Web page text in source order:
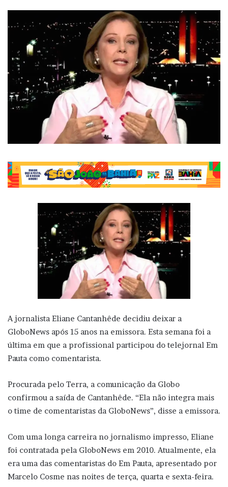
A jornalista Eliane Cantanhêde decidiu deixar a
GloboNews após 15 anos na emissora. Esta semana foi a
última em que a profissional participou do telejornal Em
Pauta como comentarista.
Procurada pelo Terra, a comunicação da Globo
confirmou a saída de Cantanhêde. “Ela não integra mais
o time de comentaristas da GloboNews”, disse a emissora.
Com uma longa carreira no jornalismo impresso, Eliane
foi contratada pela GloboNews em 2010. Atualmente, ela
era uma das comentaristas do Em Pauta, apresentado por
Marcelo Cosme nas noites de terça, quarta e sexta-feira.